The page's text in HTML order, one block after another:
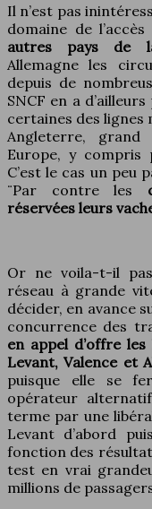
Il n’est pas
domaine de
autres pays de
Allemagne les
depuis de
SNCF en a
certaines des lignes
Angleterre,
Europe, y compris
C’est le cas un
¨Par contre les
réservées leurs
Or ne voila-t-il
réseau à grande
décider, en avance
concurrence des
en appel d’offre
Levant, Valence et
puisque elle se
opérateur
terme par une
Levant d’abord
fonction des
test en vrai
millions de